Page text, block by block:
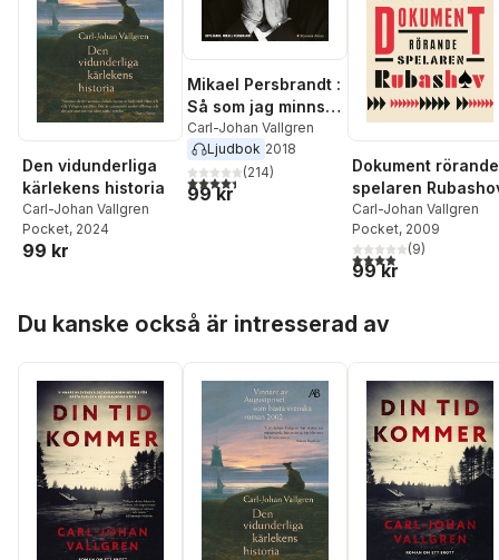
Den vidunderliga
kärlekens historia
Carl-Johan Vallgren
Pocket, 2024
99 kr
Mikael Persbrandt :
Så som jag minns
det
Carl-Johan Vallgren
Ljudbok 2018
4,4utav 5 stjärnor. Totalt antal röster:
(214)
99 kr
Dokument rörande
spelaren
Carl-Johan Vallgren
Pocket, 2009
3,9utav 5 stjärnor.
(9)
99 kr
Du kanske också är intresserad av